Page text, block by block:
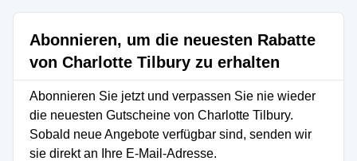
Abonnieren, um die neuesten Rabatte
von Charlotte Tilbury zu erhalten
Abonnieren Sie jetzt und verpassen Sie nie wieder
die neuesten Gutscheine von Charlotte Tilbury.
Sobald neue Angebote verfügbar sind, senden wir
sie direkt an Ihre E-Mail-Adresse.